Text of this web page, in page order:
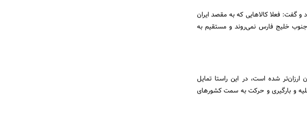
16 لاینر در بنادر کشور خبر داد و گفت: فعلا کالاهایی که به مقصد ایران
خلیج فارس نمی‌روند و مستقیم به
شده است، در این راستا تمایل
و بارگیری و حرکت به سمت کشورهای